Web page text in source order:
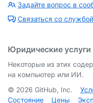
Задайте вопрос в
Связаться со
Юридические услуги
Некоторые из этих
на компьютер или ИИ.
© 2026 GitHub, Inc.
Состояние
Цены